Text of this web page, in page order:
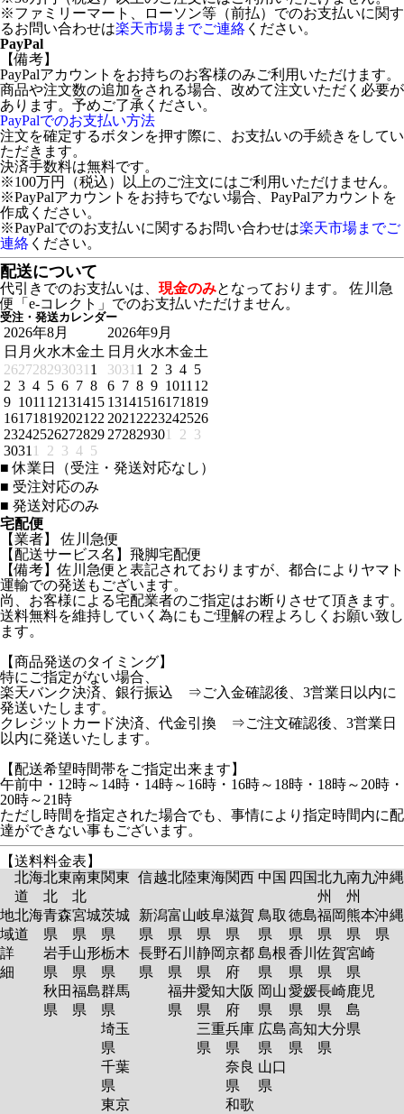
※ファミリーマート、ローソン等（前払）でのお支払いに関す
るお問い合わせは楽天市場までご連絡 ください。
PayPal
【備考】
PayPalアカウントをお持ちのお客様のみご利用いただけます。
商品や注文数の追加をされる場合、改めて注文いただく必要が
あります。予めご了承ください。
PayPalでのお支払い方法
注文を確定するボタンを押す際に、お支払いの手続きをしてい
ただきます。
決済手数料は無料です。
※100万円（税込）以上のご注文にはご利用いただけません。
※PayPalアカウントをお持ちでない場合、PayPalアカウントを
作成ください。
※PayPalでのお支払いに関するお問い合わせは楽天市場までご
連絡 ください。
配送について
代引きでのお支払いは、 現金のみとなっております。 佐川急
便「e-コレクト」でのお支払いただけません。
受注・発送カレンダー
2026年8月
日 月 火水木金土
262728293031 1
2 3 4 5 6 7 8
9 1011 12131415
161718192021 22
23242526272829
3031 1 2 3 4 5
2026年9月
日 月 火水木金土
3031 1 2 3 4 5
6 7 8 9 1011 12
13141516171819
2021 2223242526
272829301 2 3
■ 休業日（受注・発送対応なし）
■ 受注対応のみ
■ 発送対応のみ
宅配便
【業者】 佐川急便
【配送サービス名】飛脚宅配便
【備考】佐川急便と表記されておりますが、都合によりヤマト
運輸での発送もございます。
尚、お客様による宅配業者のご指定はお断りさせて頂きます。
送料無料を維持していく為にもご理解の程よろしくお願い致し
ます。
【商品発送のタイミング】
特にご指定がない場合、
楽天バンク決済、銀行振込 ⇒ご入金確認後、3営業日以内に
発送いたします。
クレジットカード決済、代金引換 ⇒ご注文確認後、3営業日
以内に発送いたします。
【配送希望時間帯をご指定出来ます】
午前中・12時～14時・14時～16時・16時～18時・18時～20時・
20時～21時
ただし時間を指定された場合でも、事情により指定時間内に配
達ができない事もございます。
【送料料金表】
北海
道
北東
北
南東
北
関東 信越北陸東海関西 中国 四国北九
州
南九
州
沖縄
地
域
詳
細
北海
道
青森
県
岩手
県
秋田
県
宮城
県
山形
県
福島
県
茨城
県
栃木
県
群馬
県
埼玉
県
千葉
県
東京
新潟
県
長野
県
富山
県
石川
県
福井
県
岐阜
県
静岡
県
愛知
県
三重
県
滋賀
県
京都
府
大阪
府
兵庫
県
奈良
県
和歌
鳥取
県
島根
県
岡山
県
広島
県
山口
県
徳島
県
香川
県
愛媛
県
高知
県
福岡
県
佐賀
県
長崎
県
大分
県
熊本
県
宮崎
県
鹿児
島
県
沖縄
県